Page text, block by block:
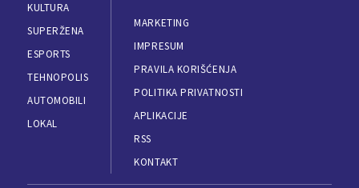
KULTURA
SUPERŽENA
ESPORTS
TEHNOPOLIS
AUTOMOBILI
LOKAL
MARKETING
IMPRESUM
PRAVILA KORIŠĆENJA
POLITIKA PRIVATNOSTI
APLIKACIJE
RSS
KONTAKT